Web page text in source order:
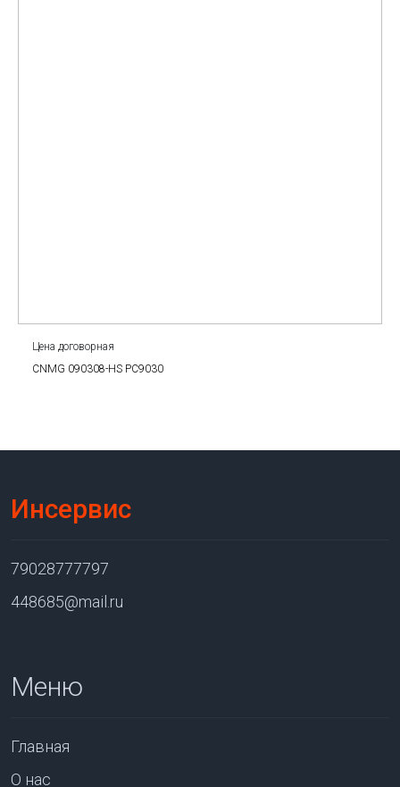
Цена договорная
CNMG 090308-HS PC9030
Инсервис
79028777797
448685@mail.ru
Меню
Главная
О нас